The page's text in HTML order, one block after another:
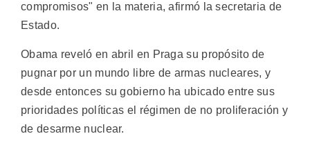
compromisos" en la materia, afirmó la secretaria de
Estado.
Obama reveló en abril en Praga su propósito de
pugnar por un mundo libre de armas nucleares, y
desde entonces su gobierno ha ubicado entre sus
prioridades políticas el régimen de no proliferación y
de desarme nuclear.